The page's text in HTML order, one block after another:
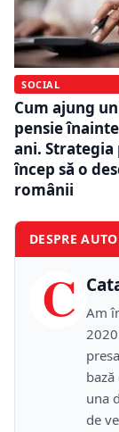
SOCIAL
Cum ajung
pensie
ani. Strategia
încep să o
românii
DESPRE
C
Am
una
de